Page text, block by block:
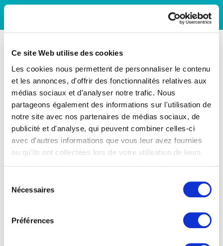
Ce site Web utilise des cookies
Les cookies nous permettent de personnaliser le contenu
et les annonces, d'offrir des fonctionnalités relatives aux
médias sociaux et d'analyser notre trafic. Nous
partageons également des informations sur l'utilisation de
notre site avec nos partenaires de médias sociaux, de
publicité et d'analyse, qui peuvent combiner celles-ci
avec d'autres informations que vous leur avez fournies
ou qu'ils ont collectées lors de votre utilisation de leurs
Nécessaires
Préférences